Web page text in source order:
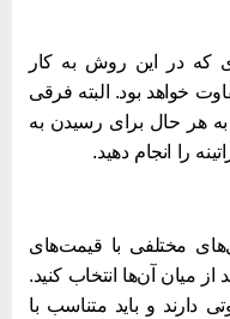
در این روش به کار
بود. البته فرقی
هر حال برای رسیدن به
را انجام دهید.
مختلفی با قیمت‌های
میان آن‌ها انتخاب کنید.
و باید متناسب با